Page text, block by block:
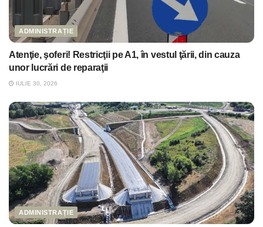
ADMINISTRAȚIE
Atenţie, şoferi! Restricţii pe A1, în vestul ţării, din cauza
unor lucrări de reparaţii
IULIE 30, 2026
ADMINISTRAȚIE